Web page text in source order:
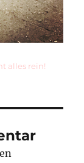
alles rein!